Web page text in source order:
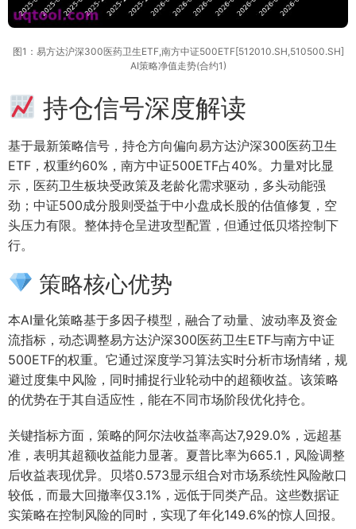
图1：易方达沪深300医药卫生ETF,南方中证500ETF[512010.SH,510500.SH]
AI策略净值走势(合约1)
持仓信号深度解读
基于最新策略信号，持仓方向偏向易方达沪深300医药卫生
ETF，权重约60%，南方中证500ETF占40%。力量对比显
示，医药卫生板块受政策及老龄化需求驱动，多头动能强
劲；中证500成分股则受益于中小盘成长股的估值修复，空
头压力有限。整体持仓呈进攻型配置，但通过低贝塔控制下
行。
策略核心优势
本AI量化策略基于多因子模型，融合了动量、波动率及资金
流指标，动态调整易方达沪深300医药卫生ETF与南方中证
500ETF的权重。它通过深度学习算法实时分析市场情绪，规
避过度集中风险，同时捕捉行业轮动中的超额收益。该策略
的优势在于其自适应性，能在不同市场阶段优化持仓。
关键指标方面，策略的阿尔法收益率高达7,929.0%，远超基
准，表明其超额收益能力显著。夏普比率为665.1，风险调整
后收益表现优异。贝塔0.573显示组合对市场系统性风险敞口
较低，而最大回撤率仅3.1%，远低于同类产品。这些数据证
实策略在控制风险的同时，实现了年化149.6%的惊人回报。